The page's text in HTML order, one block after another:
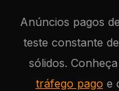
Anúncios pagos
teste constante
sólidos.
tráfego pago e